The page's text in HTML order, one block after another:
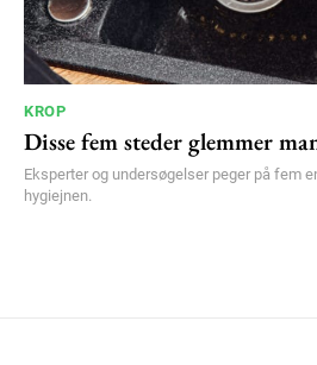
KROP
Disse fem steder glemmer
Eksperter og undersøgelser peger på fem
hygiejnen.